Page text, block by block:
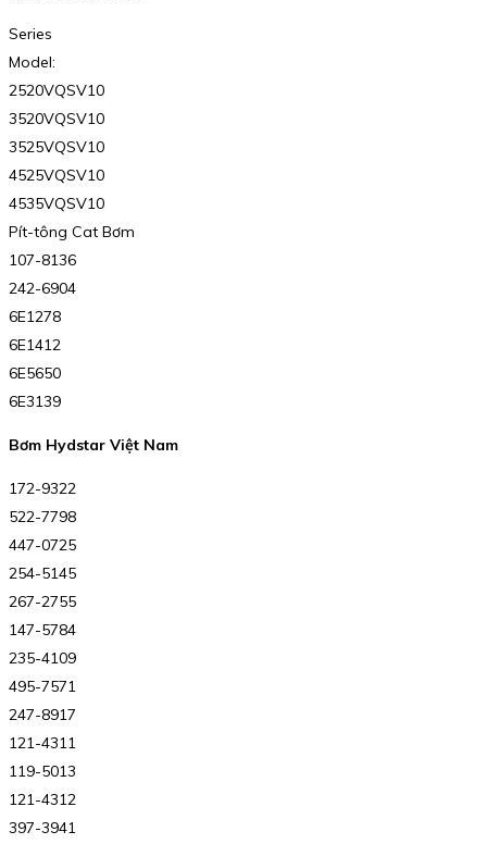
Series
Model:
2520VQSV10
3520VQSV10
3525VQSV10
4525VQSV10
4535VQSV10
Pít-tông Cat Bơm
107-8136
242-6904
6E1278
6E1412
6E5650
6E3139
Bơm Hydstar Việt Nam
172-9322
522-7798
447-0725
254-5145
267-2755
147-5784
235-4109
495-7571
247-8917
121-4311
119-5013
121-4312
397-3941